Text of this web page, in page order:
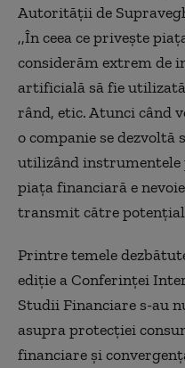
Autorității de
,,În ceea ce privește
considerăm extrem de
artificială să fie
rând, etic. Atunci când
o companie se dezvoltă
utilizând instrumentele
piața financiară e
transmit către
Printre temele
ediție a Conferinței
Studii Financiare s-au
asupra protecției
financiare și